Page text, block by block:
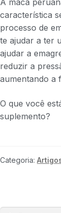
característica
processo de
te ajudar a ter
ajudar a
reduzir a
aumentando a
O que você
suplemento?
Categoria: